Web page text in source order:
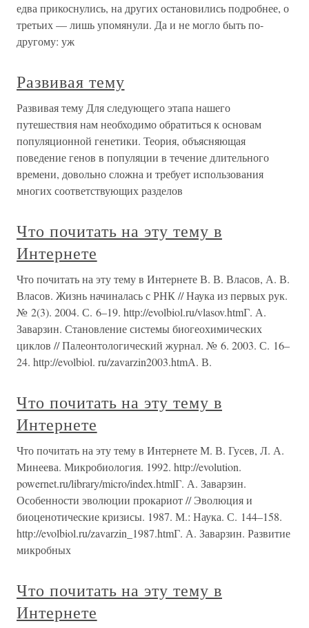
едва прикоснулись, на других остановились подробнее, о
третьих — лишь упомянули. Да и не могло быть по-
другому: уж
Развивая тему
Развивая тему Для следующего этапа нашего
путешествия нам необходимо обратиться к основам
популяционной генетики. Теория, объясняющая
поведение генов в популяции в течение длительного
времени, довольно сложна и требует использования
многих соответствующих разделов
Что почитать на эту тему в
Интернете
Что почитать на эту тему в Интернете В. В. Власов, А. В.
Власов. Жизнь начиналась с РНК // Наука из первых рук.
№ 2(3). 2004. С. 6–19. http://evolbiol.ru/vlasov.htmГ. А.
Заварзин. Становление системы биогеохимических
циклов // Палеонтологический журнал. № 6. 2003. С. 16–
24. http://evolbiol. ru/zavarzin2003.htmА. В.
Что почитать на эту тему в
Интернете
Что почитать на эту тему в Интернете М. В. Гусев, Л. А.
Минеева. Микробиология. 1992. http://evolution.
powernet.ru/library/micro/index.htmlГ. А. Заварзин.
Особенности эволюции прокариот // Эволюция и
биоценотические кризисы. 1987. М.: Наука. С. 144–158.
http://evolbiol.ru/zavarzin_1987.htmГ. А. Заварзин. Развитие
микробных
Что почитать на эту тему в
Интернете